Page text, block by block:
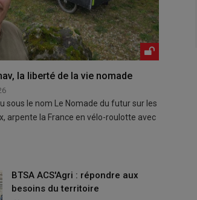
la liberté de la vie nomade
sous le nom Le Nomade du futur sur les
arpente la France en vélo-roulotte avec
BTSA ACS'Agri : répondre aux
besoins du territoire